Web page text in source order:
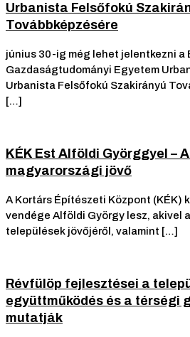
Urbanista Felsőfokú
Továbbképzésére
június 30-ig még lehet jelentkezni a
Gazdaságtudományi Egyetem
Urbanista Felsőfokú Szakirányú
[…]
KÉK Est Alföldi Györggyel –
magyarországi jövő
A Kortárs Építészeti Központ (KÉK)
vendége Alföldi György lesz, akivel
települések jövőjéről, valamint […]
Révfülöp fejlesztései a
együttműködés és a térségi
mutatják